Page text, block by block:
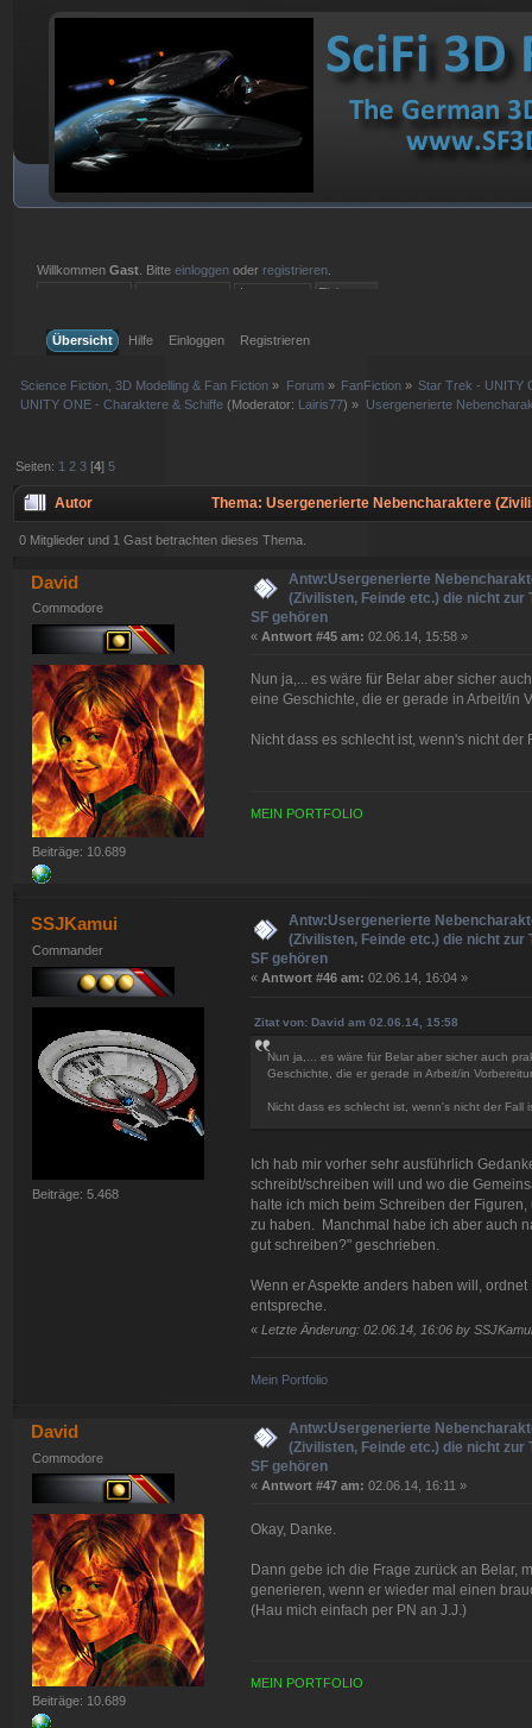
WillkommenGast . Bitteeinloggen oder registrieren
Übersicht
Hilfe Einloggen Registrieren
Science Fiction, 3D Modelling & Fan Fiction » Forum» FanFiction » Star Trek - UNITY
UNITY ONE - Charaktere & Schiffe (Moderator: Lairis77) » Usergenerierte
Seiten: 1 2 3 [4]5
Autor Thema: Usergenerierte Nebencharaktere
(Gelesen 91163 mal)
0 Mitglieder und 1 Gast betrachten dieses Thema.
David
Commodore
Beiträge: 10.689
Antw:Usergenerierte
(Zivilisten, Feinde etc.) die nicht zur
SF gehören
« Antwort #45 am: 02.06.14, 15:58 »
Nun ja,... es wäre für Belar aber sicher
eine Geschichte, die er gerade in Arbeit/in
Nicht dass es schlecht ist, wenn's nicht der
MEIN PORTFOLIO
SSJKamui
Commander
Beiträge: 5.468
Antw:Usergenerierte
(Zivilisten, Feinde etc.) die nicht zur
SF gehören
« Antwort #46 am: 02.06.14, 16:04 »
Zitat von: David am 02.06.14, 15:58
Nun ja,... es wäre für Belar aber sicher auch
Geschichte, die er gerade in Arbeit/in
Nicht dass es schlecht ist, wenn's nicht der Fall
Ich hab mir vorher sehr ausführlich
schreibt/schreiben will und wo die
halte ich mich beim Schreiben der
zu haben. Manchmal habe ich aber auch
gut schreiben?" geschrieben.
Wenn er Aspekte anders haben will,
entspreche.
« Letzte Änderung: 02.06.14, 16:06 by SSJKamui
Mein Portfolio
David
Commodore
Beiträge: 10.689
Antw:Usergenerierte
(Zivilisten, Feinde etc.) die nicht zur
SF gehören
« Antwort #47 am: 02.06.14, 16:11 »
Okay, Danke.
Dann gebe ich die Frage zurück an Belar,
generieren, wenn er wieder mal einen
(Hau mich einfach per PN an J.J.)
MEIN PORTFOLIO